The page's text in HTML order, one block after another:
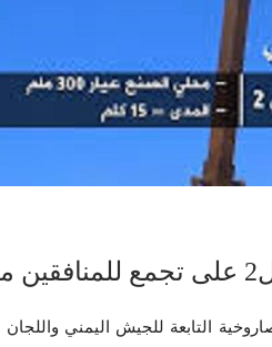
القوة الصاروخية التابعة للجيش اليمني